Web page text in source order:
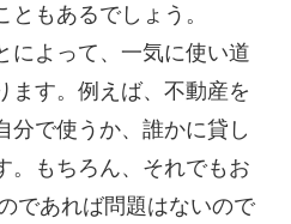
もあるでしょう。
によって、一気に使い道
ます。例えば、不動産を
分で使うか、誰かに貸し
。もちろん、それでもお
であれば問題はないので